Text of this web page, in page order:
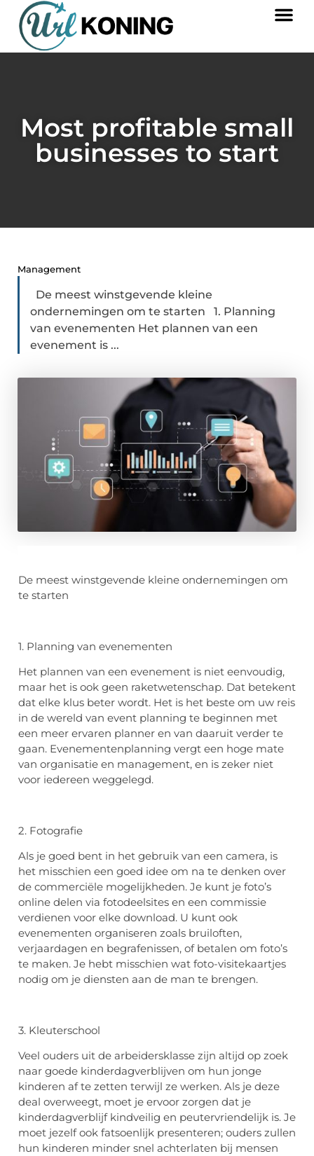
Most profitable small
businesses to start
Management
De meest winstgevende kleine
ondernemingen om te starten 1. Planning
van evenementen Het plannen van een
evenement is ...
De meest winstgevende kleine ondernemingen om
te starten
1. Planning van evenementen
Het plannen van een evenement is niet eenvoudig,
maar het is ook geen raketwetenschap. Dat betekent
dat elke klus beter wordt. Het is het beste om uw reis
in de wereld van event planning te beginnen met
een meer ervaren planner en van daaruit verder te
gaan. Evenementenplanning vergt een hoge mate
van organisatie en management, en is zeker niet
voor iedereen weggelegd.
2. Fotografie
Als je goed bent in het gebruik van een camera, is
het misschien een goed idee om na te denken over
de commerciële mogelijkheden. Je kunt je foto’s
online delen via fotodeelsites en een commissie
verdienen voor elke download. U kunt ook
evenementen organiseren zoals bruiloften,
verjaardagen en begrafenissen, of betalen om foto’s
te maken. Je hebt misschien wat foto-visitekaartjes
nodig om je diensten aan de man te brengen.
3. Kleuterschool
Veel ouders uit de arbeidersklasse zijn altijd op zoek
naar goede kinderdagverblijven om hun jonge
kinderen af te zetten terwijl ze werken. Als je deze
deal overweegt, moet je ervoor zorgen dat je
kinderdagverblijf kindveilig en peutervriendelijk is. Je
moet jezelf ook fatsoenlijk presenteren; ouders zullen
hun kinderen minder snel achterlaten bij mensen